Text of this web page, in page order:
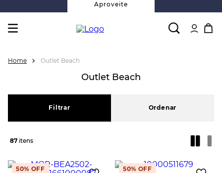
Aproveite
Outlet Beach
Outlet Beach
Filtrar
87
50% OFF 50% OFF